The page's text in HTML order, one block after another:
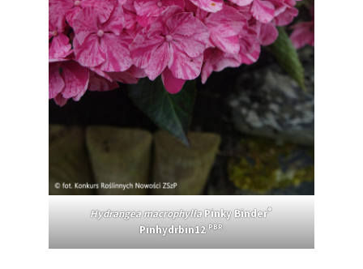
Hydrangea macrophyllaPinky Binder®
Pinhydrbin12PBR